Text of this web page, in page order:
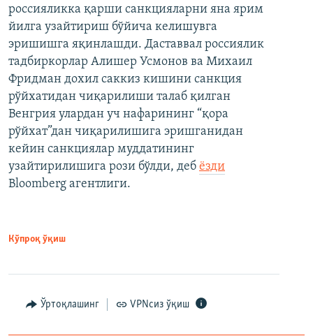
россияликка қарши санкцияларни яна ярим
йилга узайтириш бўйича келишувга
эришишга яқинлашди. Даставвал россиялик
тадбиркорлар Алишер Усмонов ва Михаил
Фридман дохил саккиз кишини санкция
рўйхатидан чиқарилиши талаб қилган
Венгрия улардан уч нафарининг “қора
рўйхат”дан чиқарилишига эришганидан
кейин санкциялар муддатининг
узайтирилишига рози бўлди, деб ёзди
Bloomberg агентлиги.
Кўпроқ ўқиш
Ўртоқлашинг VPNсиз ўқиш